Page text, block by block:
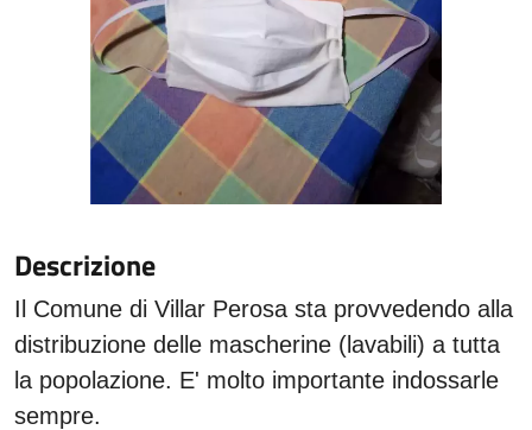
Descrizione
Il Comune di Villar Perosa sta provvedendo alla
distribuzione delle mascherine (lavabili) a tutta
la popolazione. E' molto importante indossarle
sempre.